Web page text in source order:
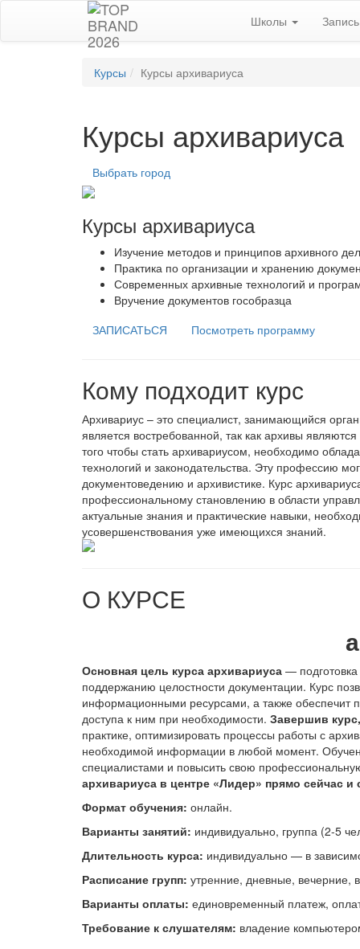
Школы
Курсы Курсы архивариуса
Курсы архивариуса
Выбрать город
Курсы архивариуса
Изучение методов и принципов архивного
Практика по организации и хранению
Современных архивные технологий и
Вручение документов гособразца
ЗАПИСАТЬСЯ
Посмотреть программу
Кому подходит курс
Архивариус – это специалист, занимающийся
является востребованной, так как архивы
того чтобы стать архивариусом, необходимо
технологий и законодательства. Эту профессию
документоведению и архивистике. Курс
профессиональному становлению в области
актуальные знания и практические навыки,
усовершенствования уже имеющихся знаний.
О КУРСЕ
Основная цель курса архивариуса —
поддержанию целостности документации. Курс
информационными ресурсами, а также обеспечит
доступа к ним при необходимости. Завершив
практике, оптимизировать процессы работы с
необходимой информации в любой момент.
специалистами и повысить свою
архивариуса в центре «Лидер» прямо сейчас
Формат обучения: онлайн.
Варианты занятий: индивидуально, группа (2-5
Длительность курса: индивидуально — в
Расписание групп: утренние, дневные, вечерние,
Варианты оплаты: единовременный платеж,
Требование к слушателям: владение